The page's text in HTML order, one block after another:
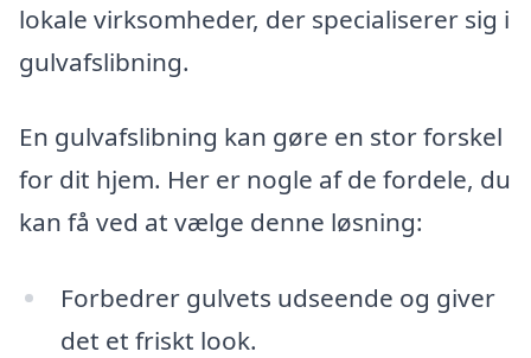
lokale virksomheder, der specialiserer sig i
gulvafslibning.
En gulvafslibning kan gøre en stor forskel
for dit hjem. Her er nogle af de fordele, du
kan få ved at vælge denne løsning:
Forbedrer gulvets udseende og giver
det et friskt look.